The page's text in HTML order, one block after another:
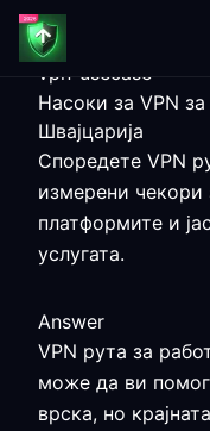
vpn-usecase
Насоки за VPN
Швајцарија
Споредете VPN
измерени чекори
платформите и
услугата.
Answer
VPN рута за
може да ви
врска, но